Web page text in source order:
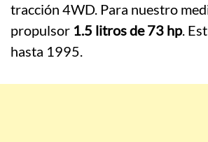
tracción 4WD. Para nuestro
propulsor 1.5 litros de 73 hp.
hasta 1995.